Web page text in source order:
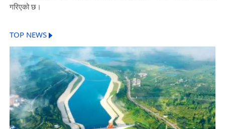
गरिएको छ।
TOP NEWS